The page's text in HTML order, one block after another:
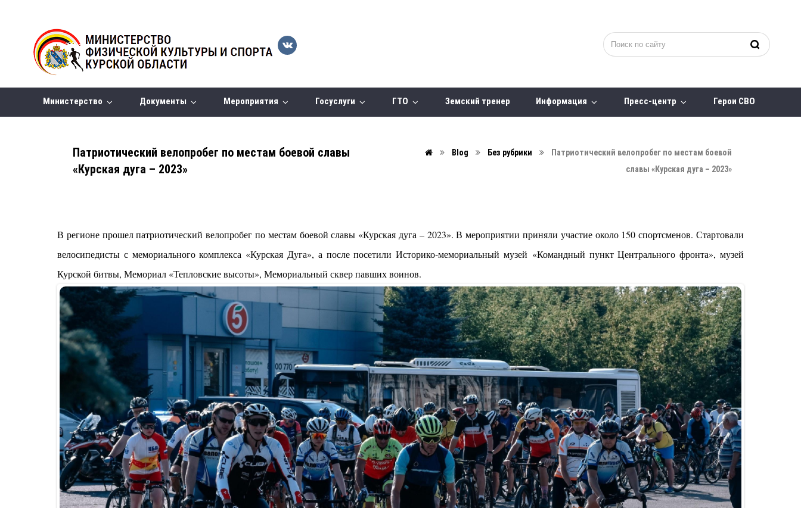
Министерство Документы Мероприятия Госуслуги ГТО Земский тренер Информация Пресс-центр Герои СВО
Патриотический велопробег по местам боевой славы
«Курская дуга – 2023»
Blog Без рубрики
Патриотический велопробег по местам боевой
славы «Курская дуга – 2023»
В регионе прошел патриотический велопробег по местам боевой славы «Курская дуга – 2023». В мероприятии приняли участие около 150 спортсменов. Стартовали
велосипедисты с мемориального комплекса «Курская Дуга», а после посетили Историко-мемориальный музей «Командный пункт Центрального фронта», музей
Курской битвы, Мемориал «Тепловские высоты», Мемориальный сквер павших воинов.